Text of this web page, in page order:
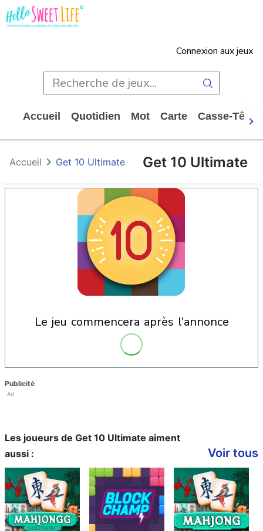
Connexion aux jeux
Accueil Quotidien Mot Carte Casse-Tête
Get 10 Ultimate
Accueil Get 10 Ultimate
le jeu commencera après l'annonce
Publicité
Ad
Les joueurs de Get 10 Ultimate aiment
aussi :
Voir tous